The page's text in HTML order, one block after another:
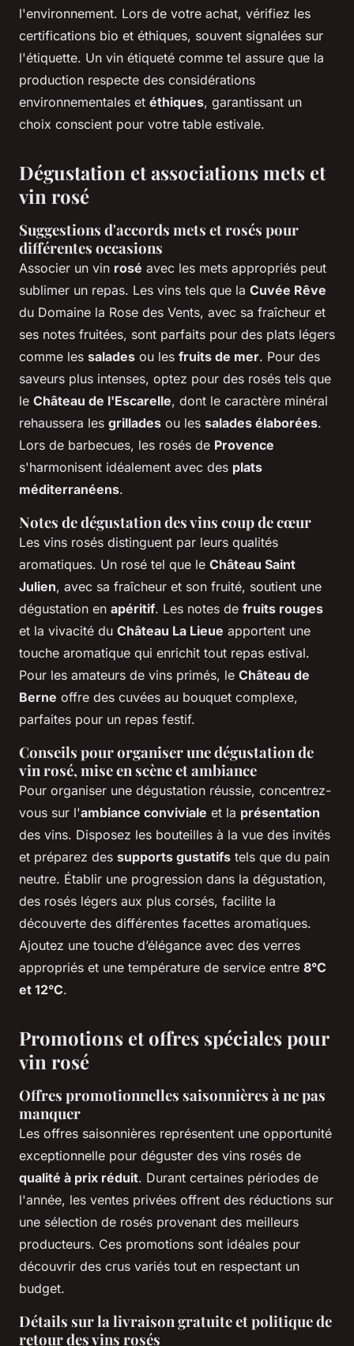
l'environnement. Lors de votre achat, vérifiez les
certifications bio et éthiques, souvent signalées sur
l'étiquette. Un vin étiqueté comme tel assure que la
production respecte des considérations
environnementales et éthiques, garantissant un
choix conscient pour votre table estivale.
Dégustation et associations mets et
vin rosé
Suggestions d'accords mets et rosés pour
différentes occasions
Associer un vin rosé avec les mets appropriés peut
sublimer un repas. Les vins tels que la Cuvée Rêve
du Domaine la Rose des Vents, avec sa fraîcheur et
ses notes fruitées, sont parfaits pour des plats légers
comme les salades ou les fruits de mer. Pour des
saveurs plus intenses, optez pour des rosés tels que
le Château de l'Escarelle, dont le caractère minéral
rehaussera les grillades ou les salades élaborées.
Lors de barbecues, les rosés de Provence
s'harmonisent idéalement avec des plats
méditerranéens.
Notes de dégustation des vins coup de cœur
Les vins rosés distinguent par leurs qualités
aromatiques. Un rosé tel que le Château Saint
Julien, avec sa fraîcheur et son fruité, soutient une
dégustation en apéritif. Les notes de fruits rouges
et la vivacité du Château La Lieue apportent une
touche aromatique qui enrichit tout repas estival.
Pour les amateurs de vins primés, le Château de
Berne offre des cuvées au bouquet complexe,
parfaites pour un repas festif.
Conseils pour organiser une dégustation de
vin rosé, mise en scène et ambiance
Pour organiser une dégustation réussie, concentrez-
vous sur l'ambiance conviviale et la présentation
des vins. Disposez les bouteilles à la vue des invités
et préparez des supports gustatifs tels que du pain
neutre. Établir une progression dans la dégustation,
des rosés légers aux plus corsés, facilite la
découverte des différentes facettes aromatiques.
Ajoutez une touche d’élégance avec des verres
appropriés et une température de service entre 8°C
et 12°C.
Promotions et offres spéciales pour
vin rosé
Offres promotionnelles saisonnières à ne pas
manquer
Les offres saisonnières représentent une opportunité
exceptionnelle pour déguster des vins rosés de
qualité à prix réduit. Durant certaines périodes de
l'année, les ventes privées offrent des réductions sur
une sélection de rosés provenant des meilleurs
producteurs. Ces promotions sont idéales pour
découvrir des crus variés tout en respectant un
budget.
Détails sur la livraison gratuite et politique de
retour des vins rosés